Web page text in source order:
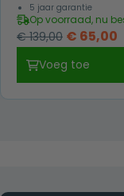
5 jaar garantie
Op voorraad, nu
€139,00
was:
€ 139,00.
€ 65,00
Voeg toe